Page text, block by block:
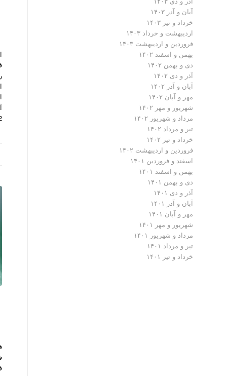
2 نیو ادیشن
آبان و آذر ۱۴۰۳
خرداد و تیر ۱۴۰۳
اردیبهشت و خرداد ۱۴۰۳
فروردین و اردیبهشت ۱۴۰۳
بهمن و اسفند ۱۴۰۲
دی و بهمن ۱۴۰۲
آذر و دی ۱۴۰۲
آبان و آذر ۱۴۰۲
مهر و آبان ۱۴۰۲
شهریور و مهر ۱۴۰۲
مرداد و شهریور ۱۴۰۲
تیر و مرداد ۱۴۰۲
خرداد و تیر ۱۴۰۲
فروردین و اردیبهشت ۱۴۰۲
اسفند و فروردین ۱۴۰۱
بهمن و اسفند ۱۴۰۱
دی و بهمن ۱۴۰۱
آذر و دی ۱۴۰۱
آبان و آذر ۱۴۰۱
مهر و آبان ۱۴۰۱
شهریور و مهر ۱۴۰۱
مرداد و شهریور ۱۴۰۱
تیر و مرداد ۱۴۰۱
خرداد و تیر ۱۴۰۱